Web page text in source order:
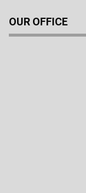
OUR OFFICE